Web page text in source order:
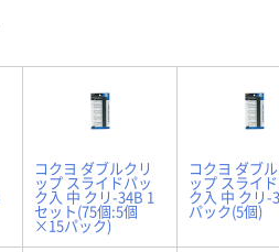
コクヨ ダブルクリ
ップ スライドパッ
ク入 中 クリ-34B 1
セット(75個:5個
×15パック)
コクヨ ダブ
ップ スライ
ク入 中 クリ-
パック(5個)